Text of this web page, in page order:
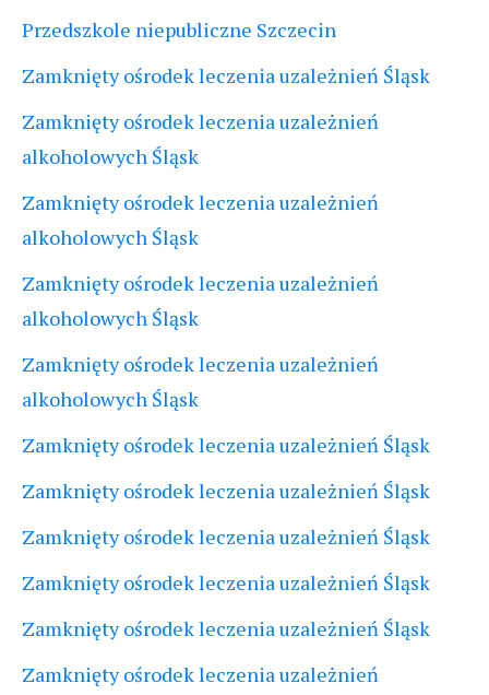
Przedszkole niepubliczne Szczecin
Zamknięty ośrodek leczenia uzależnień Śląsk
Zamknięty ośrodek leczenia uzależnień
alkoholowych Śląsk
Zamknięty ośrodek leczenia uzależnień
alkoholowych Śląsk
Zamknięty ośrodek leczenia uzależnień
alkoholowych Śląsk
Zamknięty ośrodek leczenia uzależnień
alkoholowych Śląsk
Zamknięty ośrodek leczenia uzależnień Śląsk
Zamknięty ośrodek leczenia uzależnień Śląsk
Zamknięty ośrodek leczenia uzależnień Śląsk
Zamknięty ośrodek leczenia uzależnień Śląsk
Zamknięty ośrodek leczenia uzależnień Śląsk
Zamknięty ośrodek leczenia uzależnień